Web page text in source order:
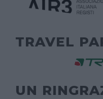
TRAVEL
UN